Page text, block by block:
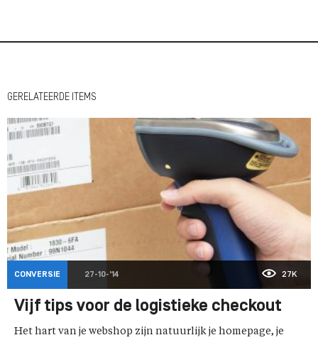
GERELATEERDE ITEMS
CONVERSIE 27-10-'14 27K
Vijf tips voor de logistieke checkout
Het hart van je webshop zijn natuurlijk je homepage, je